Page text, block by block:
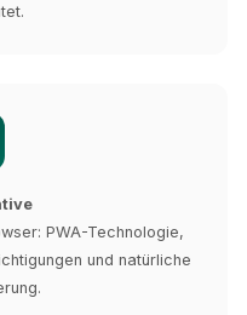
PWA-Technologie,
und natürliche